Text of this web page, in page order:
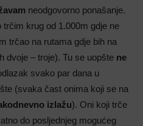
neodgovorno ponašanje.
krug od 1.000m gdje ne
trčao na rutama gdje bih na
dvoje – troje). Tu se uopšte ne
svako par dana u
(svaka čast onima koji se na
izlažu). Oni koji trče
do posljednjeg mogućeg